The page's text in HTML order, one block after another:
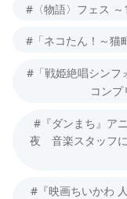
#〈物語〉フェス
#「ネコたん！～猫
#「戦姫絶唱シンフ
コンプ
#『ダンまち』ア
夜 音楽スタッフ
#『映画ちいかわ